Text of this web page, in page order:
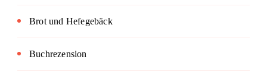
Brot und Hefegebäck
Buchrezension